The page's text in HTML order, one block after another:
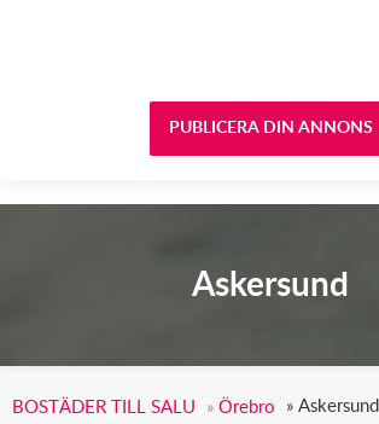
PUBLICERA DIN ANNONS
Askersund
BOSTÄDER TILL SALU » Örebro » Askersund